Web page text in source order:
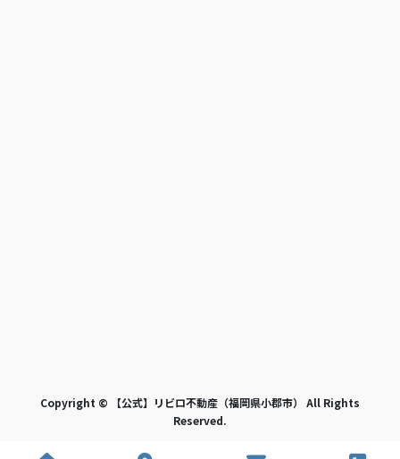
Copyright © 【公式】リビロ不動産（福岡県小郡市） All Rights
Reserved.